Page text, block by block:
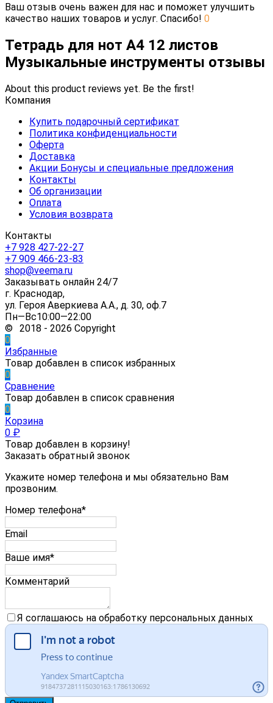
Ваш отзыв очень важен для нас и поможет улучшить
качество наших товаров и услуг. Спасибо! 0
Тетрадь для нот А4 12 листов
Музыкальные инструменты отзывы
About this product reviews yet. Be the first!
Компания
Купить подарочный сертификат
Политика конфиденциальности
Оферта
Доставка
Акции Бонусы и специальные предложения
Контакты
Об организации
Оплата
Условия возврата
Контакты
+7 928 427-22-27
+7 909 466-23-83
shop@veema.ru
Заказывать онлайн 24/7
г. Краснодар,
ул. Героя Аверкиева А.А., д. 30, оф.7
Пн—Вс10:00—22:00
© 2018 - 2026 Copyright
0
Избранные
Товар добавлен в список избранных
0
Сравнение
Товар добавлен в список сравнения
0
Корзина
0 ₽
Товар добавлен в корзину!
Заказать обратный звонок
Укажите номер телефона и мы обязательно Вам
прозвоним.
Номер телефона*
Email
Ваше имя*
Комментарий
Я соглашаюсь на обработку персональных данных